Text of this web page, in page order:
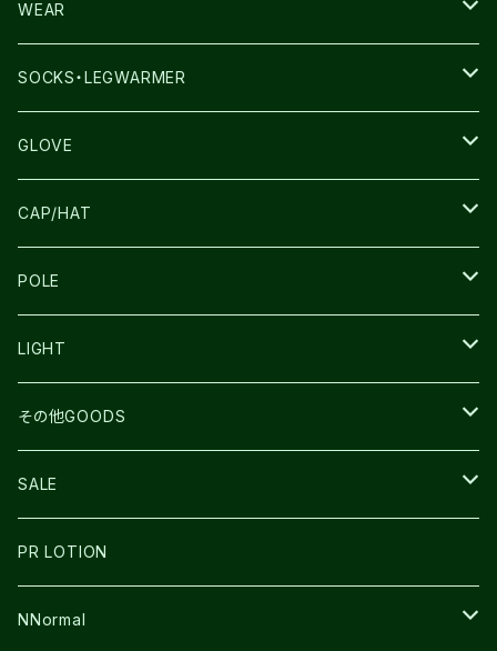
TERREX
THE NORTH FACE
SALOMON
LA SPORTIVA
TECNICA
TOPO
BEACH WALK
THE NORTH FACE
SALOMON
ULTIMATE DIRECTION
NNormal
COMPRESSPORT
ULTRASPIRE
WEAR
SALOMON
LA SPORTIVA
RUN AMOK
NNormal
SOCKS・LEGWARMER
DRYMAX
ULTIMATE DIRECTIN
R×L
GLOVE
SALOMON
ULTIMATE DIRECTION
R×L
UNWASTED
THE NORTH FACE
CAP/HAT
LA SPORTIVA
COMPRESSPORT
RUN AMOK
NNormal
POLE
MOUNTAIN KING
LIGHT
PETZL
ULTRASPIRE
BOOKMAN
その他GOODS
SNOWFOOT
PR LOTION
FUSION
SALE
SHOES
BAG
PR LOTION
NNormal